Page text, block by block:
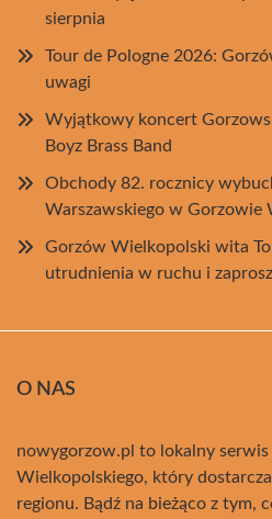
sierpnia
Tour de Pologne 2026:
uwagi
Wyjątkowy koncert
Boyz Brass Band
Obchody 82. rocznicy
Warszawskiego w Gorzowie
Gorzów Wielkopolski wita
utrudnienia w ruchu i
O NAS
nowygorzow.pl to lokalny
Wielkopolskiego, który
regionu. Bądź na bieżąco z tym,